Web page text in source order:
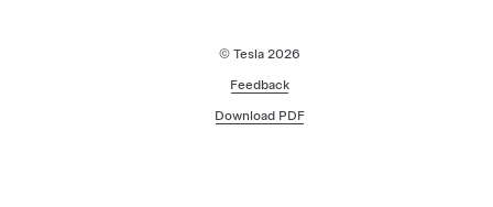
© Tesla 2026
Feedback
Download PDF